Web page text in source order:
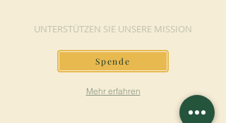
UNTERSTÜTZEN SIE UNSERE MISSION
Spende
Mehr erfahren